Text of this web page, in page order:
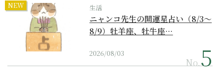
NEW 生活
ニャンコ先生の開運星占い（8/3～
8/9）牡羊座、牡牛座…
2026/08/03
No.